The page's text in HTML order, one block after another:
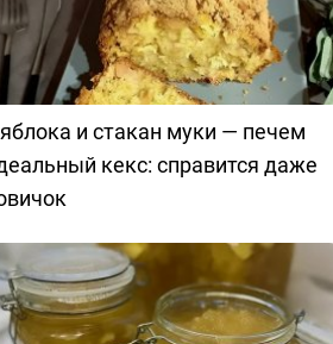
и стакан муки — печем
кекс: справится даже